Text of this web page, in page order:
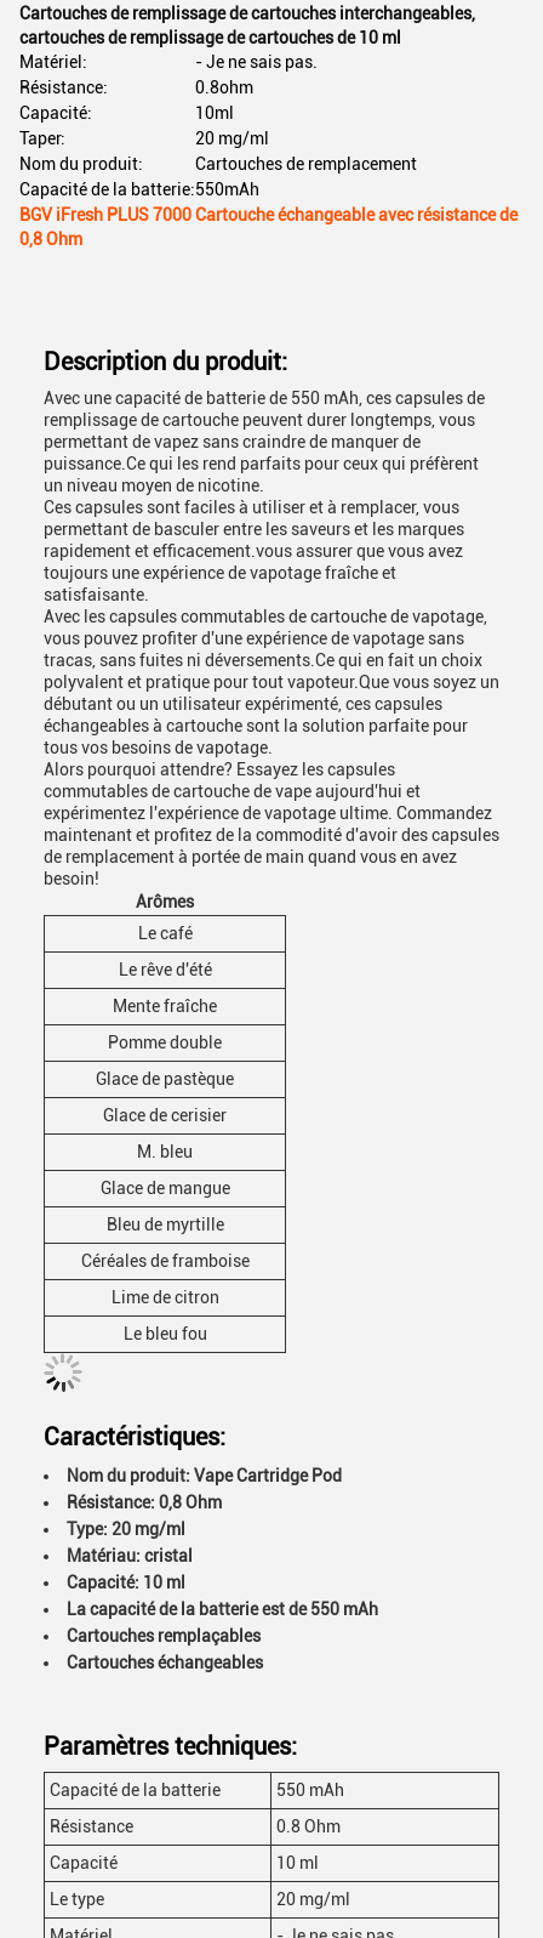
Cartouches de remplissage de cartouches interchangeables,
cartouches de remplissage de cartouches de 10 ml
Matériel:
- Je ne sais pas.
Résistance:
0.8ohm
Capacité:
10ml
Taper:
20 mg/ml
Nom du produit:
Cartouches de remplacement
Capacité de la batterie:550mAh
BGV iFresh PLUS 7000 Cartouche échangeable avec résistance de
0,8 Ohm
Description du produit:
Avec une capacité de batterie de 550 mAh, ces capsules de
remplissage de cartouche peuvent durer longtemps, vous
permettant de vapez sans craindre de manquer de
puissance.Ce qui les rend parfaits pour ceux qui préfèrent
un niveau moyen de nicotine.
Ces capsules sont faciles à utiliser et à remplacer, vous
permettant de basculer entre les saveurs et les marques
rapidement et efficacement.vous assurer que vous avez
toujours une expérience de vapotage fraîche et
satisfaisante.
Avec les capsules commutables de cartouche de vapotage,
vous pouvez profiter d'une expérience de vapotage sans
tracas, sans fuites ni déversements.Ce qui en fait un choix
polyvalent et pratique pour tout vapoteur.Que vous soyez un
débutant ou un utilisateur expérimenté, ces capsules
échangeables à cartouche sont la solution parfaite pour
tous vos besoins de vapotage.
Alors pourquoi attendre? Essayez les capsules
commutables de cartouche de vape aujourd'hui et
expérimentez l'expérience de vapotage ultime. Commandez
maintenant et profitez de la commodité d'avoir des capsules
de remplacement à portée de main quand vous en avez
besoin!
Arômes
Le café
Le rêve d'été
Mente fraîche
Pomme double
Glace de pastèque
Glace de cerisier
M. bleu
Glace de mangue
Bleu de myrtille
Céréales de framboise
Lime de citron
Le bleu fou
Caractéristiques:
Nom du produit: Vape Cartridge Pod
Résistance: 0,8 Ohm
Type: 20 mg/ml
Matériau: cristal
Capacité: 10 ml
La capacité de la batterie est de 550 mAh
Cartouches remplaçables
Cartouches échangeables
Paramètres techniques:
Capacité de la batterie
550 mAh
Résistance
0.8 Ohm
Capacité
10 ml
Le type
20 mg/ml